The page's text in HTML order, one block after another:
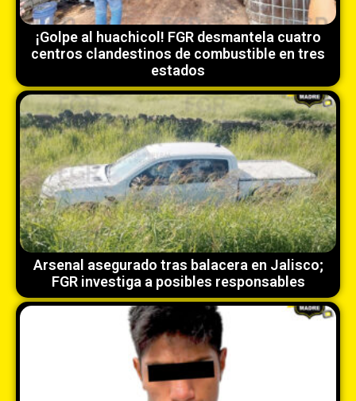
¡Golpe al huachicol! FGR desmantela cuatro
centros clandestinos de combustible en tres
estados
Arsenal asegurado tras balacera en Jalisco;
FGR investiga a posibles responsables